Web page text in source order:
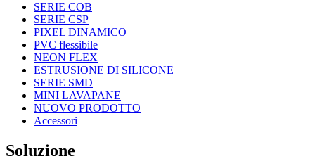
SERIE COB
SERIE CSP
PIXEL DINAMICO
PVC flessibile
NEON FLEX
ESTRUSIONE DI SILICONE
SERIE SMD
MINI LAVAPANE
NUOVO PRODOTTO
Accessori
Soluzione